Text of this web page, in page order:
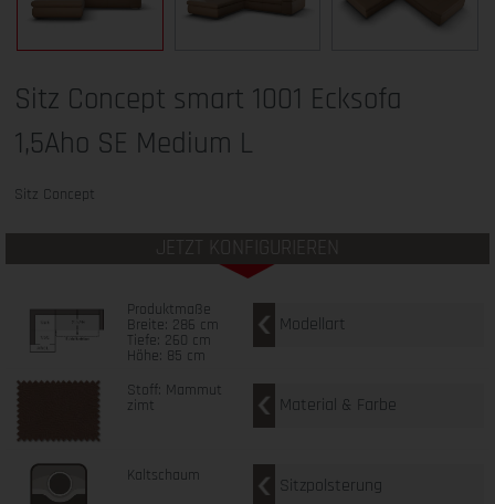
Sitz Concept smart 1001 Ecksofa
1,5Aho SE Medium L
Sitz Concept
JETZT KONFIGURIEREN
Produktmaße
Breite: 286 cm
Tiefe: 260 cm
Höhe: 85 cm
Modellart
Stoff: Mammut
zimt Material & Farbe
Kaltschaum Sitzpolsterung